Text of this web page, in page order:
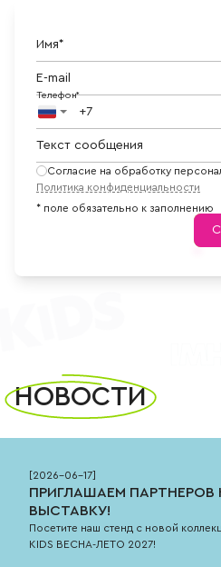
Имя*
E-mail
Телефон*
Текст сообщения
Согласие на обработку
Политика конфиденциальности
* поле обязательно к заполнению
Новости
НОВОСТИ
[2026-06-17]
ПРИГЛАШАЕМ ПАРТНЕРОВ
ВЫСТАВКУ!
Посетите наш стенд с новой
KIDS ВЕСНА-ЛЕТО 2027!